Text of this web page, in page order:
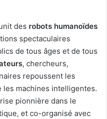
des robots humanoïdes
spectaculaires
de tous âges et de tous
, chercheurs,
repoussent les
machines intelligentes.
pionnière dans le
et co-organisé avec